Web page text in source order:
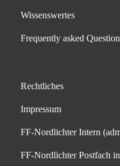
Wissenswertes
Frequently asked
Rechtliches
Impressum
FF-Nordlichter Intern
FF-Nordlichter Postfach